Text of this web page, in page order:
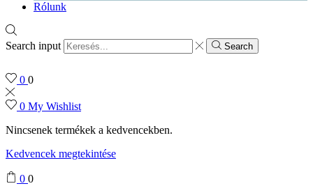
Rólunk
Search input Search
0 0
0 My Wishlist
Nincsenek termékek a kedvencekben.
Kedvencek megtekintése
0 0